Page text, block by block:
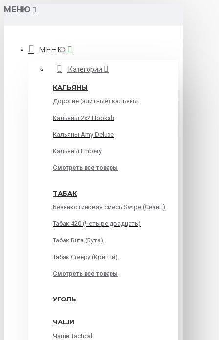
МЕНЮ
МЕНЮ
Категории
КАЛЬЯНЫ
Дорогие (элитные) кальяны
Кальяны 2х2 Hookah
Кальяны Amy Deluxe
Кальяны Embery
Смотреть все товары
ТАБАК
Безникотиновая смесь Swipe (Свайп)
Табак 420 (Четыре двадцать)
Табак Buta (Бута)
Табак Creepy (Криппи)
Смотреть все товары
УГОЛЬ
ЧАШИ
Чаши Tactical